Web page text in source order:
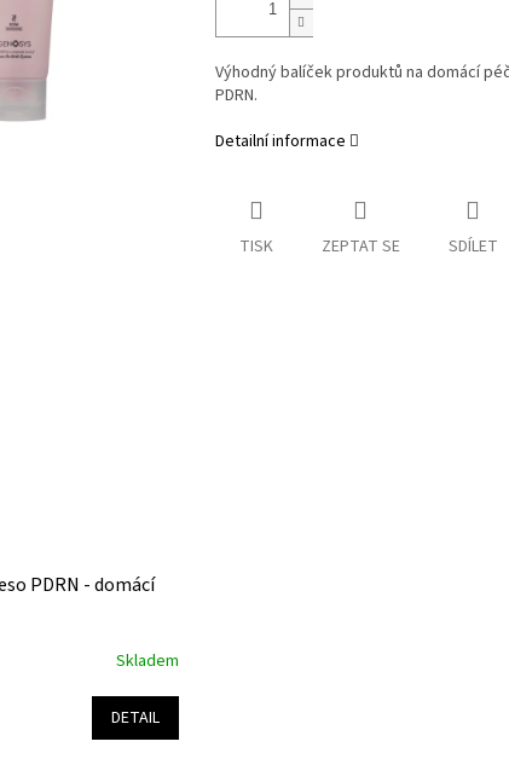
Výhodný balíček produktů na domácí
PDRN.
Detailní informace
TISK ZEPTAT SE SDÍLET
PDRN - domácí
Skladem
DETAIL